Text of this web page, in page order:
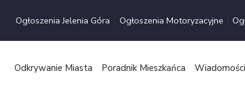
Ogłoszenia Jelenia Góra Ogłoszenia Motoryzacyjne
Odkrywanie Miasta Poradnik Mieszkańca